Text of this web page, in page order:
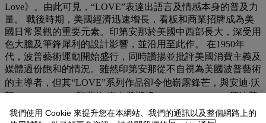
Love》。由此可見，“LOVE”表達出語言及情感本身的普及力
量。 戰後時期，美國經濟迅速增長，看板和商業招牌成為美
國日常景觀的重要元素。印第安那於美國中西部長大，深受用
色大膽及筆鋒犀利的設計影響，並沿用至此作。 在1950年
代，波普藝術運動開始盛行，同時讚揚並批評美國消費主義及
媒體過份飽和的情況。雖然印第安那從不自視為美國波普藝術
的主導者，但其“LOVE”系列作品卻令他嶄露鋒芒，與安迪‧沃
荷 (Andy Warhol) 和羅依‧李奇登斯坦 (Roy Lichtenstein) 等波普
藝術先驅齊名。 與賈斯培‧鐘斯 (Jasper John) 的經典作品《三
我們使用 Cookie 來提升您在本網站、我們的通訊以及整個網路上的